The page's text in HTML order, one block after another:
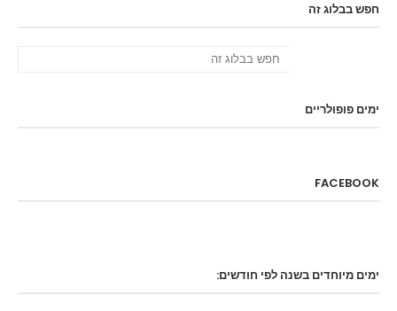
חפש בבלוג זה
ימים פופולריים
FACEBOOK
ימים מיוחדים בשנה לפי חודשים: